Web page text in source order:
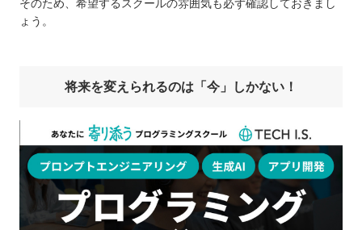
そのため、希望するスクールの雰囲気も必ず確認しておきまし
ょう。
将来を変えられるのは「今」しかない！